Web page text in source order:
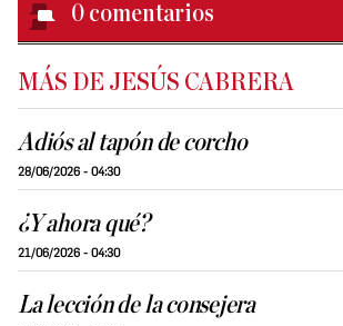
0 comentarios
MÁS DE JESÚS CABRERA
Adiós al tapón de corcho
28/06/2026 - 04:30
¿Y ahora qué?
21/06/2026 - 04:30
La lección de la consejera